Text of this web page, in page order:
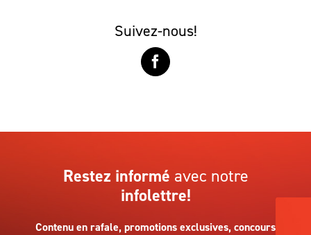
Suivez-nous!
Restez informé avec notre
infolettre!
Contenu en rafale, promotions exclusives, concours